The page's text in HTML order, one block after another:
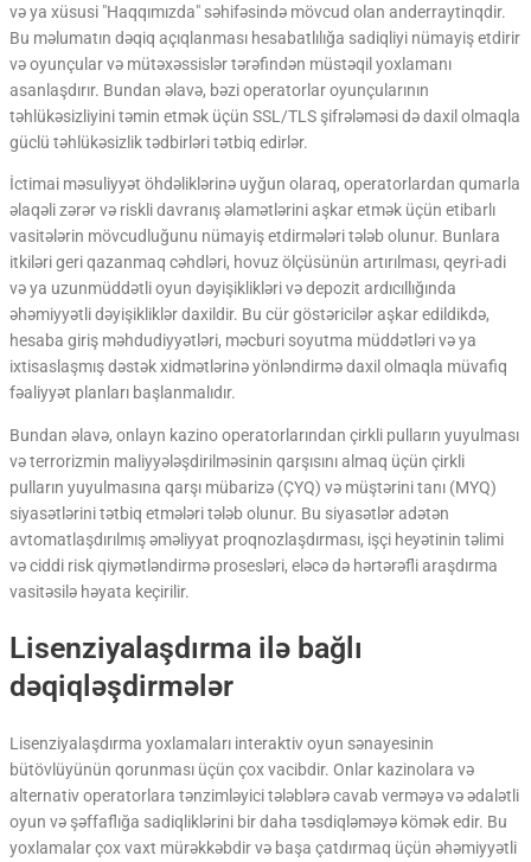
və ya xüsusi "Haqqımızda" səhifəsində mövcud olan anderraytinqdir.
Bu məlumatın dəqiq açıqlanması hesabatlılığa sadiqliyi nümayiş etdirir
və oyunçular və mütəxəssislər tərəfindən müstəqil yoxlamanı
asanlaşdırır. Bundan əlavə, bəzi operatorlar oyunçularının
təhlükəsizliyini təmin etmək üçün SSL/TLS şifrələməsi də daxil olmaqla
güclü təhlükəsizlik tədbirləri tətbiq edirlər.
İctimai məsuliyyət öhdəliklərinə uyğun olaraq, operatorlardan qumarla
əlaqəli zərər və riskli davranış əlamətlərini aşkar etmək üçün etibarlı
vasitələrin mövcudluğunu nümayiş etdirmələri tələb olunur. Bunlara
itkiləri geri qazanmaq cəhdləri, hovuz ölçüsünün artırılması, qeyri-adi
və ya uzunmüddətli oyun dəyişiklikləri və depozit ardıcıllığında
əhəmiyyətli dəyişikliklər daxildir. Bu cür göstəricilər aşkar edildikdə,
hesaba giriş məhdudiyyətləri, məcburi soyutma müddətləri və ya
ixtisaslaşmış dəstək xidmətlərinə yönləndirmə daxil olmaqla müvafiq
fəaliyyət planları başlanmalıdır.
Bundan əlavə, onlayn kazino operatorlarından çirkli pulların yuyulması
və terrorizmin maliyyələşdirilməsinin qarşısını almaq üçün çirkli
pulların yuyulmasına qarşı mübarizə (ÇYQ) və müştərini tanı (MYQ)
siyasətlərini tətbiq etmələri tələb olunur. Bu siyasətlər adətən
avtomatlaşdırılmış əməliyyat proqnozlaşdırması, işçi heyətinin təlimi
və ciddi risk qiymətləndirmə prosesləri, eləcə də hərtərəfli araşdırma
vasitəsilə həyata keçirilir.
Lisenziyalaşdırma ilə bağlı
dəqiqləşdirmələr
Lisenziyalaşdırma yoxlamaları interaktiv oyun sənayesinin
bütövlüyünün qorunması üçün çox vacibdir. Onlar kazinolara və
alternativ operatorlara tənzimləyici tələblərə cavab verməyə və ədalətli
oyun və şəffaflığa sadiqliklərini bir daha təsdiqləməyə kömək edir. Bu
yoxlamalar çox vaxt mürəkkəbdir və başa çatdırmaq üçün əhəmiyyətli